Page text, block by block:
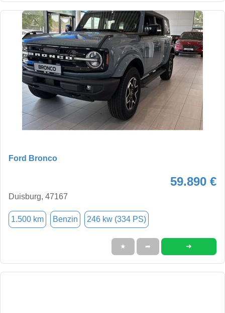
Ford Bronco
59.890 €
Duisburg, 47167
1.500 km Benzin 246 kw (334 PS)
★ ➦ ➜